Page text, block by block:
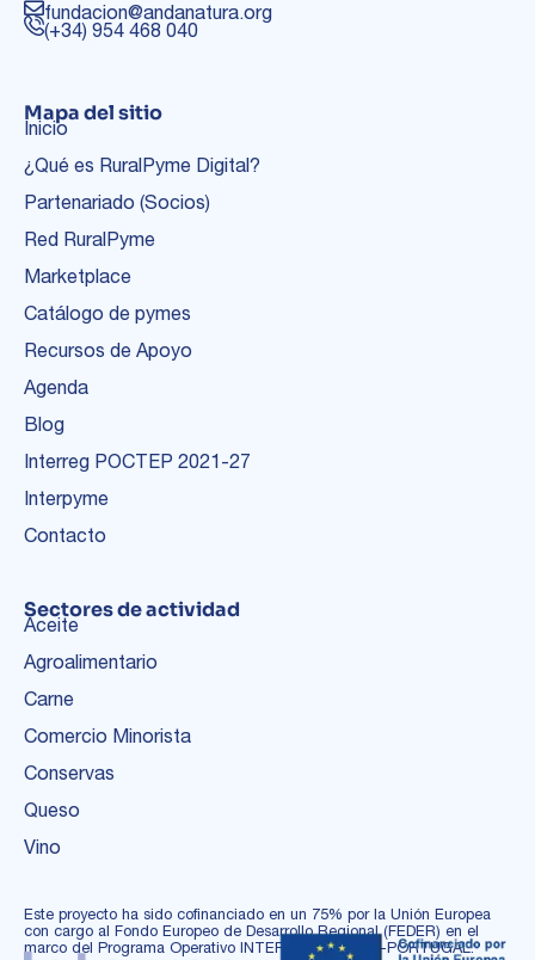
fundacion@andanatura.org
(+34) 954 468 040
Mapa del sitio
Inicio
¿Qué es RuralPyme Digital?
Partenariado (Socios)
Red RuralPyme
Marketplace
Catálogo de pymes
Recursos de Apoyo
Agenda
Blog
Interreg POCTEP 2021-27
Interpyme
Contacto
Sectores de actividad
Aceite
Agroalimentario
Carne
Comercio Minorista
Conservas
Queso
Vino
Este proyecto ha sido cofinanciado en un 75% por la Unión Europea
con cargo al Fondo Europeo de Desarrollo Regional (FEDER) en el
marco del Programa Operativo INTERREG ESPAÑA-PORTUGAL.